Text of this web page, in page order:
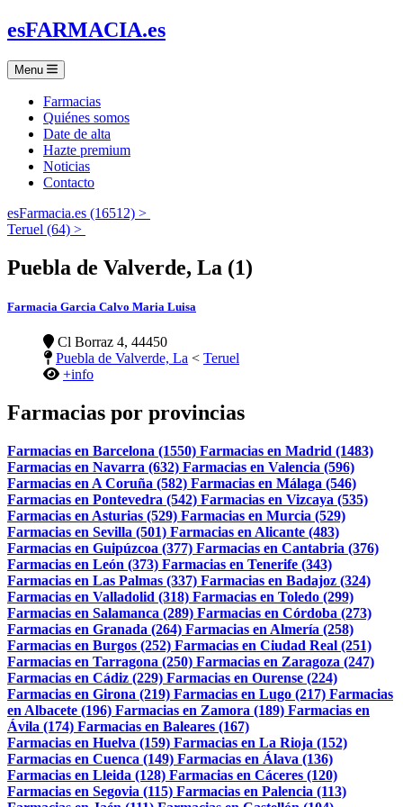
esFARMACIA.es
Menu
Farmacias
Quiénes somos
Date de alta
Hazte premium
Noticias
Contacto
esFarmacia.es (16512) >
Teruel (64) >
Puebla de Valverde, La (1)
Farmacia Garcia Calvo Maria Luisa
Cl Borraz 4, 44450
Puebla de Valverde, La < Teruel
+info
Farmacias por provincias
Farmacias en Barcelona (1550) Farmacias en Madrid (1483)
Farmacias en Navarra (632) Farmacias en Valencia (596)
Farmacias en A Coruña (582) Farmacias en Málaga (546)
Farmacias en Pontevedra (542) Farmacias en Vizcaya (535)
Farmacias en Asturias (529) Farmacias en Murcia (529)
Farmacias en Sevilla (501) Farmacias en Alicante (483)
Farmacias en Guipúzcoa (377) Farmacias en Cantabria (376)
Farmacias en León (373) Farmacias en Tenerife (343)
Farmacias en Las Palmas (337) Farmacias en Badajoz (324)
Farmacias en Valladolid (318) Farmacias en Toledo (299)
Farmacias en Salamanca (289) Farmacias en Córdoba (273)
Farmacias en Granada (264) Farmacias en Almería (258)
Farmacias en Burgos (252) Farmacias en Ciudad Real (251)
Farmacias en Tarragona (250) Farmacias en Zaragoza (247)
Farmacias en Cádiz (229) Farmacias en Ourense (224)
Farmacias en Girona (219) Farmacias en Lugo (217) Farmacias
en Albacete (196) Farmacias en Zamora (189) Farmacias en
Ávila (174) Farmacias en Baleares (167)
Farmacias en Huelva (159) Farmacias en La Rioja (152)
Farmacias en Cuenca (149) Farmacias en Álava (136)
Farmacias en Lleida (128) Farmacias en Cáceres (120)
Farmacias en Segovia (115) Farmacias en Palencia (113)